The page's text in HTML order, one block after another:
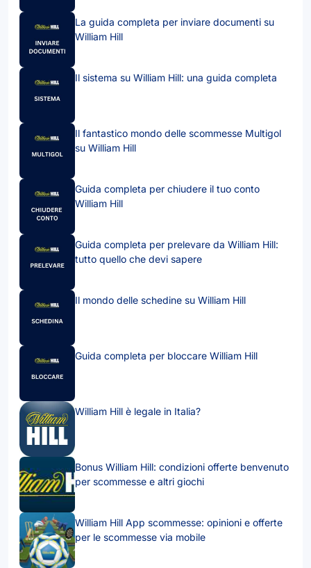
La guida completa per inviare documenti su
William Hill
Il sistema su William Hill: una guida completa
Il fantastico mondo delle scommesse Multigol
su William Hill
Guida completa per chiudere il tuo conto
William Hill
Guida completa per prelevare da William Hill:
tutto quello che devi sapere
Il mondo delle schedine su William Hill
Guida completa per bloccare William Hill
William Hill è legale in Italia?
Bonus William Hill: condizioni offerte benvenuto
per scommesse e altri giochi
William Hill App scommesse: opinioni e offerte
per le scommesse via mobile